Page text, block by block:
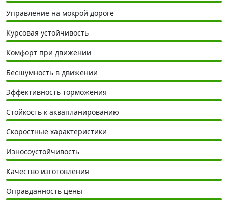
Управление на мокрой дороге
Курсовая устойчивость
Комфорт при движении
Бесшумность в движении
Эффективность торможения
Стойкость к аквапланированию
Скоростные характеристики
Износоустойчивость
Качество изготовления
Оправданность цены